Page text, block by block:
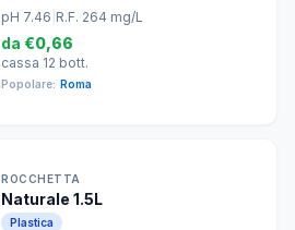
pH 7.46 R.F. 264 mg/L
da €0,66
cassa 12 bott.
Popolare: Roma
ROCCHETTA
Naturale 1.5L
Plastica